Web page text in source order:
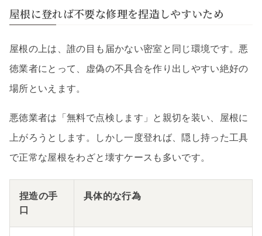
屋根に登れば不要な修理を捏造しやすいため
屋根の上は、誰の目も届かない密室と同じ環境です。悪
徳業者にとって、虚偽の不具合を作り出しやすい絶好の
場所といえます。
悪徳業者は「無料で点検します」と親切を装い、屋根に
上がろうとします。しかし一度登れば、隠し持った工具
で正常な屋根をわざと壊すケースも多いです。
捏造の手
口
具体的な行為